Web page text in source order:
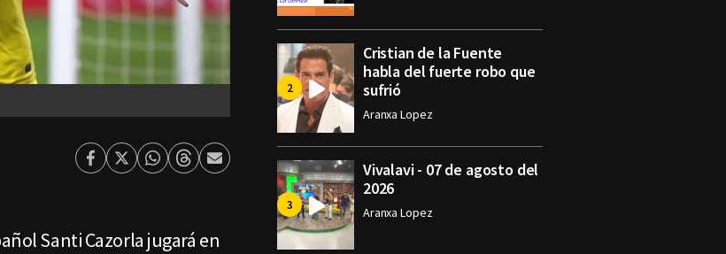
Facebook
TwitterWhatsapp
ThreadsEnviar
Santi Cazorla jugará en
Cristian de la Fuente
habla del fuerte robo que
sufrió
Aranxa Lopez
Vivalavi - 07 de agosto del
2026
Aranxa Lopez